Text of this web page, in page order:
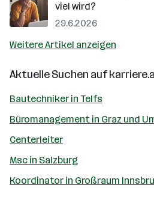
viel wird?
29.6.2026
Weitere Artikel anzeigen
Aktuelle Suchen auf
Bautechniker in Telfs
Büromanagement in Graz und
Centerleiter
Msc in Salzburg
Koordinator in Großraum